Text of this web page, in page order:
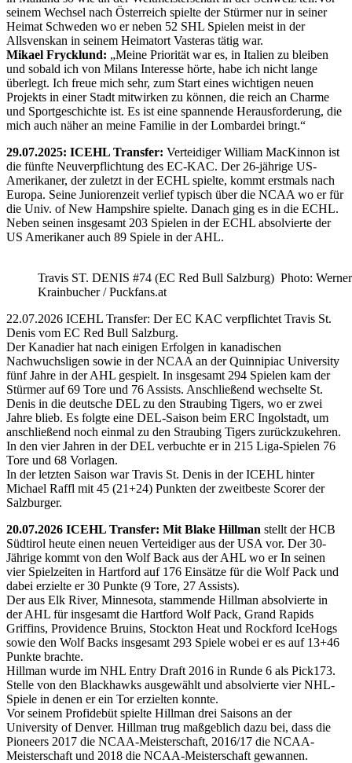
seinem Wechsel nach Österreich spielte der Stürmer nur in seiner
Heimat Schweden wo er neben 52 SHL Spielen meist in der
Allsvenskan in seinem Heimatort Vasteras tätig war.
Mikael Frycklund: „Meine Priorität war es, in Italien zu bleiben
und sobald ich von Milans Interesse hörte, habe ich nicht lange
überlegt. Ich freue mich sehr, zum Start eines wichtigen neuen
Projekts in einer Stadt mitwirken zu können, die reich an Charme
und Sportgeschichte ist. Es ist eine spannende Herausforderung, die
mich auch näher an meine Familie in der Lombardei bringt.“
29.07.2025: ICEHL Transfer: Verteidiger William MacKinnon ist
die fünfte Neuverpflichtung des EC-KAC. Der 26-jährige US-
Amerikaner, der zuletzt in der ECHL spielte, kommt erstmals nach
Europa. Seine Juniorenzeit verlief typisch über die NCAA wo er für
die Univ. of New Hampshire spielte. Danach ging es in die ECHL.
Neben seinen insgesamt 203 Spielen in der ECHL absolvierte der
US Amerikaner auch 89 Spiele in der AHL.
Travis ST. DENIS #74 (EC Red Bull Salzburg) Photo: Werner
Krainbucher / Puckfans.at
22.07.2026 ICEHL Transfer: Der EC KAC verpflichtet Travis St.
Denis vom EC Red Bull Salzburg.
Der Kanadier hat nach einigen Erfolgen in kanadischen
Nachwuchsligen sowie in der NCAA an der Quinnipiac University
fünf Jahre in der AHL gespielt. In insgesamt 294 Spielen kam der
Stürmer auf 69 Tore und 76 Assists. Anschließend wechselte St.
Denis in die deutsche DEL zu den Straubing Tigers, wo er zwei
Jahre blieb. Es folgte eine DEL-Saison beim ERC Ingolstadt, um
anschließend noch einmal zu den Straubing Tigers zurückzukehren.
In den vier Jahren in der DEL verbuchte er in 215 Liga-Spielen 76
Tore und 68 Vorlagen.
In der letzten Saison war Travis St. Denis in der ICEHL hinter
Michael Raffl mit 45 (21+24) Punkten der zweitbeste Scorer der
Salzburger.
20.07.2026 ICEHL Transfer: Mit Blake Hillman stellt der HCB
Südtirol heute einen neuen Verteidiger aus der USA vor. Der 30-
Jährige kommt von den Wolf Back aus der AHL wo er In seinen
vier Spielzeiten in Hartford auf 176 Einsätze für die Wolf Pack und
dabei erzielte er 30 Punkte (9 Tore, 27 Assists).
Der aus Elk River, Minnesota, stammende Hillman absolvierte in
der AHL für insgesamt die Hartford Wolf Pack, Grand Rapids
Griffins, Providence Bruins, Stockton Heat und Rockford IceHogs
sowie den Wolf Backs insgesamt 293 Spiele wobei er es auf 13+46
Punkte brachte.
Hillman wurde im NHL Entry Draft 2016 in Runde 6 als Pick173.
Stelle von den Blackhawks ausgewählt und absolvierte vier NHL-
Spiele in denen er ein Tor erzielten konnte.
Vor seinem Profidebüt spielte Hillman drei Saisons an der
University of Denver. Hillman trug maßgeblich dazu bei, dass die
Pioneers 2017 die NCAA-Meisterschaft, 2016/17 die NCAA-
Meisterschaft und 2018 die NCAA-Meisterschaft gewannen.